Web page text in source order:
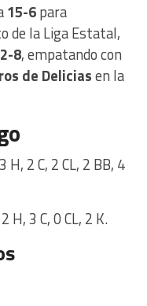
15-6para
de la Liga Estatal,
8, empatando con
de Deliciasen la
2 C, 2 CL, 2 BB, 4
H, 3 C, 0 CL, 2 K.